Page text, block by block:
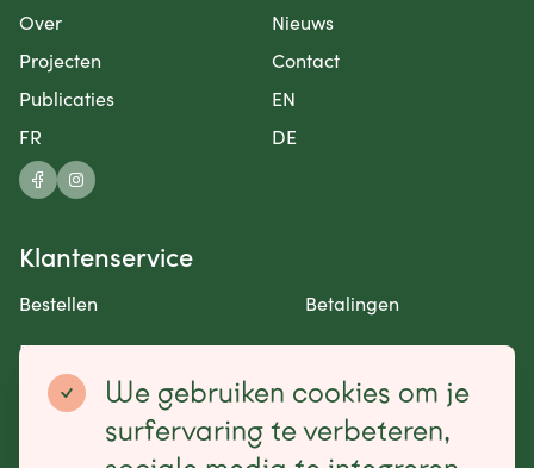
Over
Nieuws
Projecten
Contact
Publicaties
EN
FR
DE
Klantenservice
Bestellen
Betalingen
Retourneren en garantie
Contact opnemen
Betaalmogelijkheden
We gebruiken cookies om je
surfervaring te verbeteren,